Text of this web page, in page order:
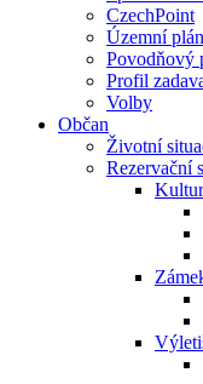
CzechPoint
Územní plán
Povodňový
Profil
Volby
Občan
Životní
Rezervační